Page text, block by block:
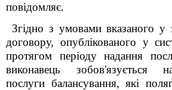
повідомляє.
Згідно з умовами вказаного у
договору, опублікованого у
протягом періоду надання
виконавець зобов'язується
послуги балансування, які